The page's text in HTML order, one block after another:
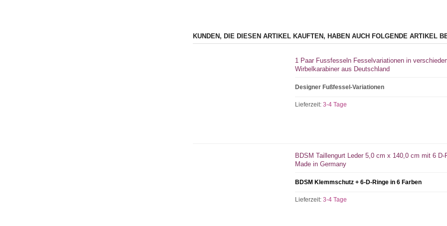
KUNDEN, DIE DIESEN ARTIKEL KAUFTEN, HABEN AUCH FOLGENDE ARTIKEL
1 Paar Fussfesseln Fesselvariationen in
Wirbelkarabiner aus Deutschland
Designer Fußfessel-Variationen
Lieferzeit:3-4 Tage
BDSM Taillengurt Leder 5,0 cm x 140,0 cm mit 6
Made in Germany
BDSM Klemmschutz + 6-D-Ringe in 6 Farben
Lieferzeit:3-4 Tage